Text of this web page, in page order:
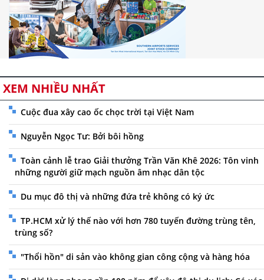
XEM NHIỀU NHẤT
Cuộc đua xây cao ốc chọc trời tại Việt Nam
Nguyễn Ngọc Tư: Bởi bôi hồng
Toàn cảnh lễ trao Giải thưởng Trần Văn Khê 2026: Tôn vinh
những người giữ mạch nguồn âm nhạc dân tộc
Du mục đô thị và những đứa trẻ không có ký ức
TP.HCM xử lý thế nào với hơn 780 tuyến đường trùng tên,
trùng số?
"Thổi hồn" di sản vào không gian công cộng và hàng hóa